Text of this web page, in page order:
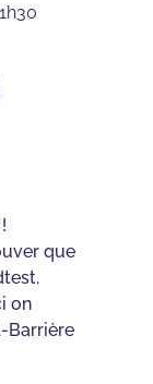
que
on
Barrière